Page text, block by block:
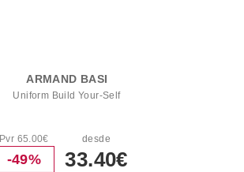
ARMAND BASI
Uniform Build Your-Self
Pvr 65.00€
-49%
desde
33.40€